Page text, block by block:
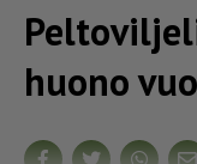
huono